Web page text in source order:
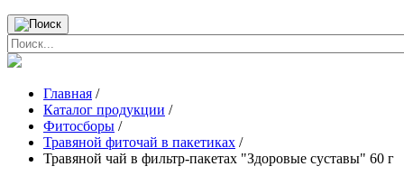
Главная /
Каталог продукции /
Фитосборы /
Травяной фиточай в пакетиках /
Травяной чай в фильтр-пакетах "Здоровые суставы" 60 г